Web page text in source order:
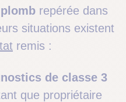
repérée dans
situations existent
remis :
de classe 3
que propriétaire